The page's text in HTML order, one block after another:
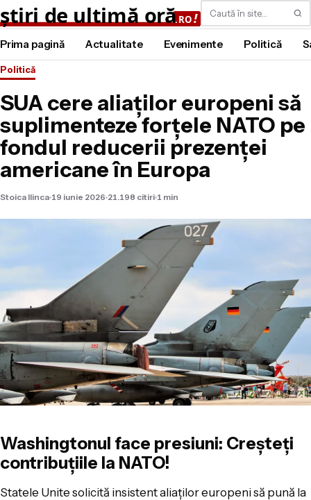
Caută
Prima pagină Actualitate Evenimente Politică
Politică
SUA cere aliaților europeni să
suplimenteze forțele NATO pe
fondul reducerii prezenței
americane în Europa
Stoica Ilinca 19 iunie 2026 21.198 citiri 1 min
Washingtonul face presiuni: Creșteți
contribuțiile la NATO!
Statele Unite solicită insistent aliaților europeni să pună la